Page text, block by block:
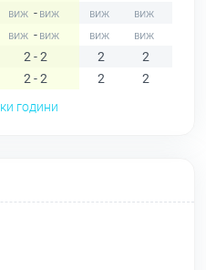
-
-
2 - 2 2 2
2 - 2 2 2
години